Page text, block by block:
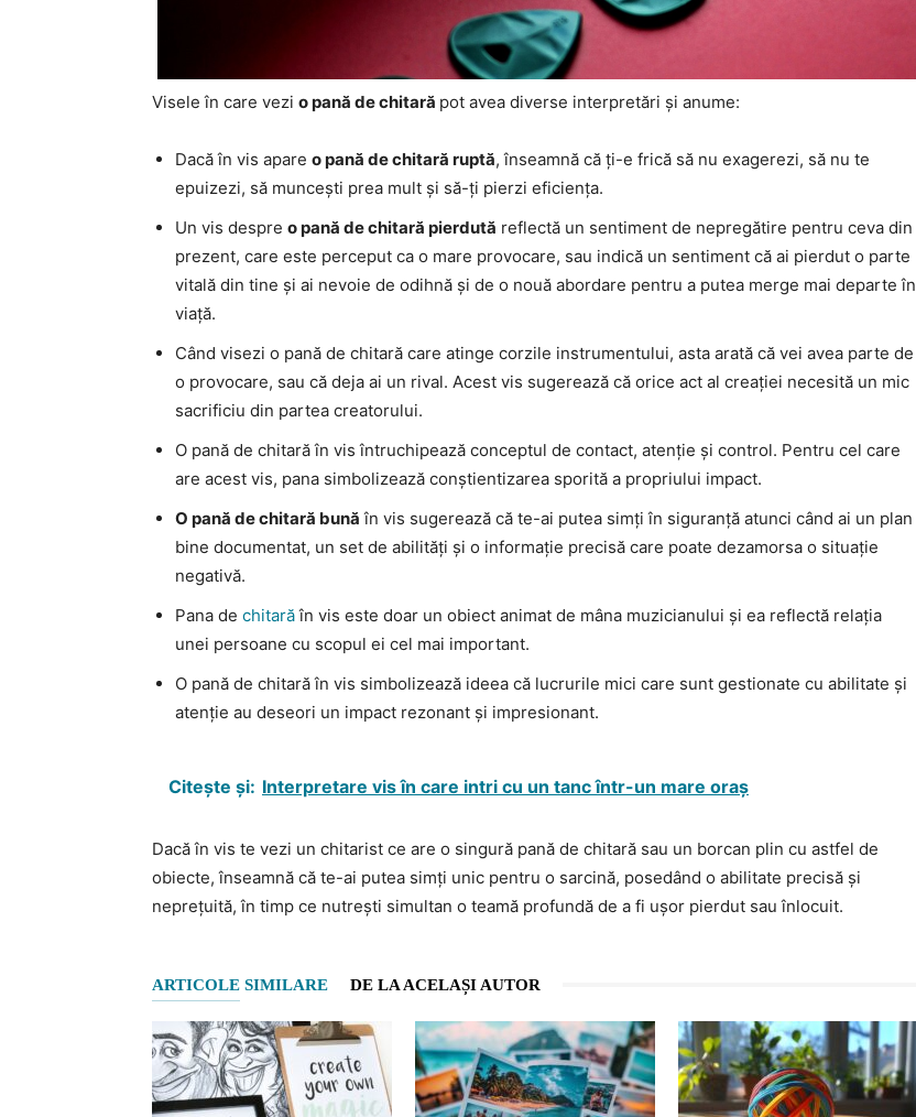
Visele în care vezi o pană de chitară pot avea diverse interpretări și anume:
Dacă în vis apare o pană de chitară ruptă, înseamnă că ți-e frică să nu exagerezi, să nu te
epuizezi, să muncești prea mult și să-ți pierzi eficiența.
Un vis despre o pană de chitară pierdută reflectă un sentiment de nepregătire pentru ceva din
prezent, care este perceput ca o mare provocare, sau indică un sentiment că ai pierdut o parte
vitală din tine și ai nevoie de odihnă și de o nouă abordare pentru a putea merge mai departe în
viață.
Când visezi o pană de chitară care atinge corzile instrumentului, asta arată că vei avea parte de
o provocare, sau că deja ai un rival. Acest vis sugerează că orice act al creației necesită un mic
sacrificiu din partea creatorului.
O pană de chitară în vis întruchipează conceptul de contact, atenție și control. Pentru cel care
are acest vis, pana simbolizează conștientizarea sporită a propriului impact.
O pană de chitară bună în vis sugerează că te-ai putea simți în siguranță atunci când ai un plan
bine documentat, un set de abilități și o informație precisă care poate dezamorsa o situație
negativă.
Pana de chitarăîn vis este doar un obiect animat de mâna muzicianului și ea reflectă relația
unei persoane cu scopul ei cel mai important.
O pană de chitară în vis simbolizează ideea că lucrurile mici care sunt gestionate cu abilitate și
atenție au deseori un impact rezonant și impresionant.
Citește și: Interpretare vis în care intri cu un tanc într-un mare oraș
Dacă în vis te vezi un chitarist ce are o singură pană de chitară sau un borcan plin cu astfel de
obiecte, înseamnă că te-ai putea simți unic pentru o sarcină, posedând o abilitate precisă și
neprețuită, în timp ce nutrești simultan o teamă profundă de a fi ușor pierdut sau înlocuit.
ARTICOLE SIMILARE DE LA ACELAȘI AUTOR